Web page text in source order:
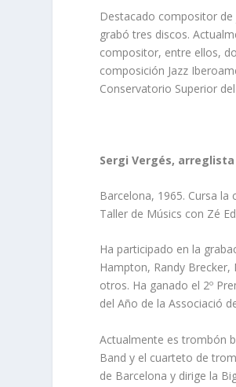
Destacado compositor
grabó tres discos.
compositor, entre ellos,
composición Jazz
Conservatorio Superior
Sergi Vergés, arreglista
Barcelona, 1965. Cursa
Taller de Músics con Zé
Ha participado en la
Hampton, Randy
otros. Ha ganado el 2º
del Año de la Associació
Actualmente es trombón
Band y el cuarteto de
de Barcelona y dirige la